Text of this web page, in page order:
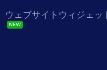
ウェブサイトウィジェッ
NEW